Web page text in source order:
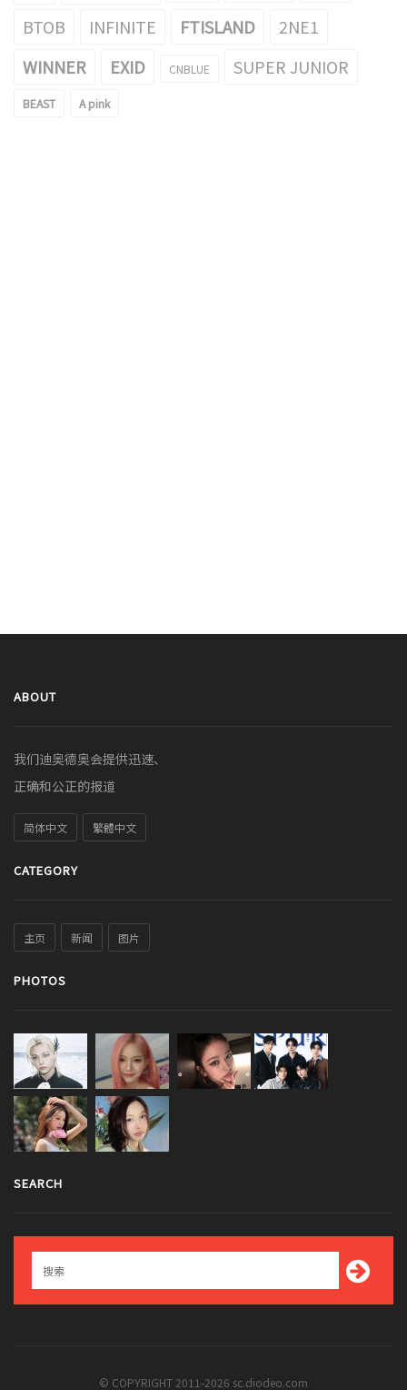
BTOB INFINITE FTISLAND
2NE1
WINNER
EXID CNBLUE SUPER JUNIOR
BEAST A pink
ABOUT
我们迪奥德奥会提供迅速、
正确和公正的报道
简体中文 繁體中文
CATEGORY
主页 新闻 图片
PHOTOS
SEARCH
© COPYRIGHT 2011-2026 sc.diodeo.com